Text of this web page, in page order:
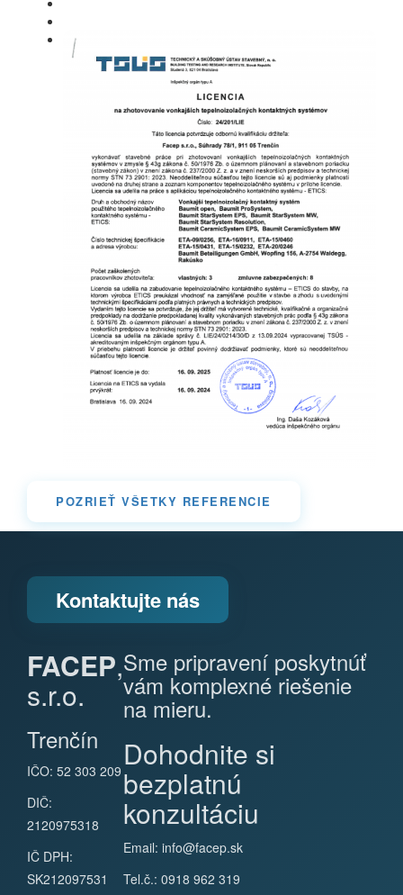
POZRIEŤ VŠETKY REFERENCIE
Kontaktujte nás
FACEP,
s.r.o.
Trenčín
IČO: 52 303 209
DIČ:
2120975318
IČ DPH:
SK212097531
Sme pripravení poskytnúť
vám komplexné riešenie
na mieru.
Dohodnite si
bezplatnú
konzultáciu
Email: info@facep.sk
Tel.č.: 0918 962 319